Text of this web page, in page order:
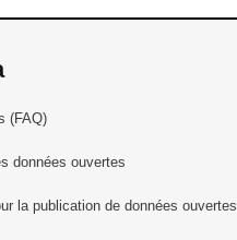
(FAQ)
données ouvertes
la publication de données ouvertes